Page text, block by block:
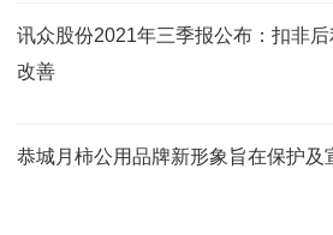
讯众股份2021年三季报公布：扣非
改善
恭城月柿公用品牌新形象旨在保护及